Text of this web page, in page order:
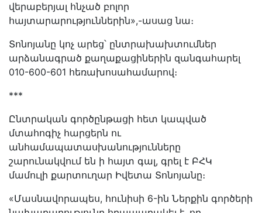
վերաբերյալ հնչած բոլոր
հայտարարություններին»,-ասաց նա։
Տոնոյանը կոչ արեց՝ ընտրախախտումներ
արձանագրած քաղաքացիներին զանգահարել
010-600-601 հեռախոսահամարով։
***
Ընտրական գործընթացի հետ կապված
մտահոգիչ հարցերն ու
անհամապատասխանությունները
շարունակվում են ի հայտ գալ, գրել է ԲՀԿ
մամուլի քարտուղար Իվետա Տոնոյանը։
«Մասնավորապես, հունիսի 6-ին Ներքին գործերի